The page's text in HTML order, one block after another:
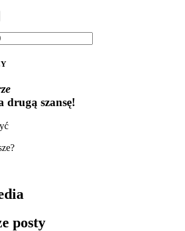
drugą szansę!
posty